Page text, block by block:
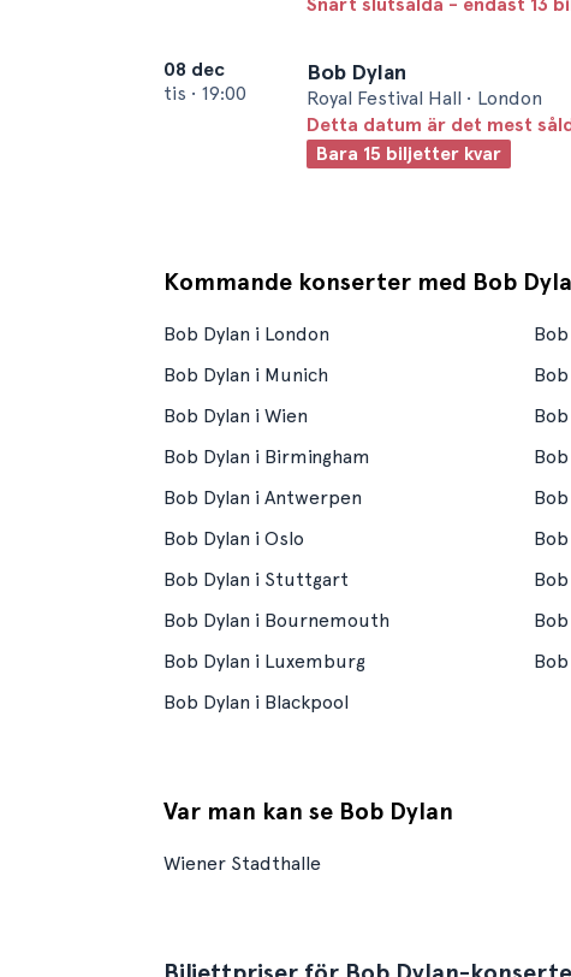
08 dec
tis • 19:00
Bob Dylan
Royal Festival Hall • London
Detta datum är det mest
Bara 15 biljetter kvar
Kommande konserter med Bob
Bob Dylan i London
Bob Dylan i Munich
Bob Dylan i Wien
Bob Dylan i Birmingham
Bob Dylan i Antwerpen
Bob Dylan i Oslo
Bob Dylan i Stuttgart
Bob Dylan i Bournemouth
Bob Dylan i Luxemburg
Bob Dylan i Blackpool
Var man kan se Bob Dylan
Wiener Stadthalle